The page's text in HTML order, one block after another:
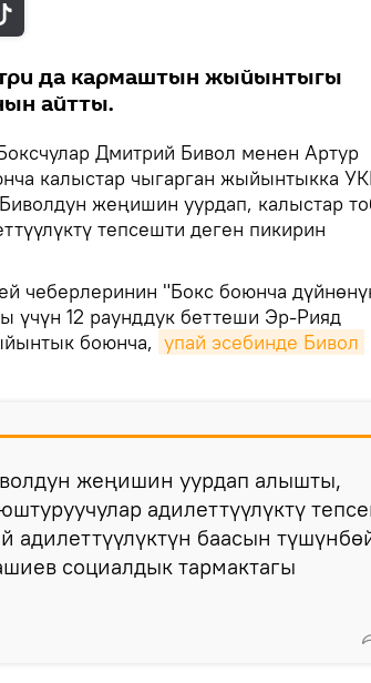
да кармаштын жыйынтыгы
айтты.
Дмитрий Бивол менен Артур
калыстар чыгарган жыйынтыкка
жеңишин уурдап, калыстар
тепсешти деген пикирин
чеберлеринин "Бокс боюнча
үчүн 12 раунддук беттеши Эр-Рияд
боюнча, упай эсебинде Бивол
жеңишин уурдап алышты,
адилеттүүлүктү
адилеттүүлүктүн баасын
социалдык тармактагы